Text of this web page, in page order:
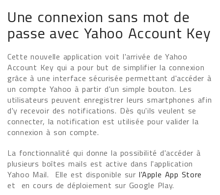
Une connexion sans mot de
passe avec Yahoo Account Key
Cette nouvelle application voit l'arrivée de Yahoo
Account Key qui a pour but de simplifier la connexion
grâce à une interface sécurisée permettant d'accéder à
un compte Yahoo à partir d'un simple bouton. Les
utilisateurs peuvent enregistrer leurs smartphones afin
d'y recevoir des notifications. Dès qu'ils veulent se
connecter, la notification est utilisée pour valider la
connexion à son compte.
La fonctionnalité qui donne la possibilité d'accéder à
plusieurs boîtes mails est active dans l'application
Yahoo Mail. Elle est disponible sur l'Apple App Store
et en cours de déploiement sur Google Play.